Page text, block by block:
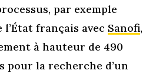
par exemple
l’État français avec Sanofi,
à hauteur de 490
pour la recherche d’un